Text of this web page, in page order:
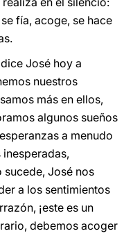
fía, acoge, se hace
José hoy a
nuestros
más en ellos,
algunos sueños
a menudo
sucede, José nos
a los sentimientos
¡este es un
debemos acoger